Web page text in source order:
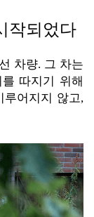
작되었다
차량. 그 차는
따지기 위해
루어지지 않고,